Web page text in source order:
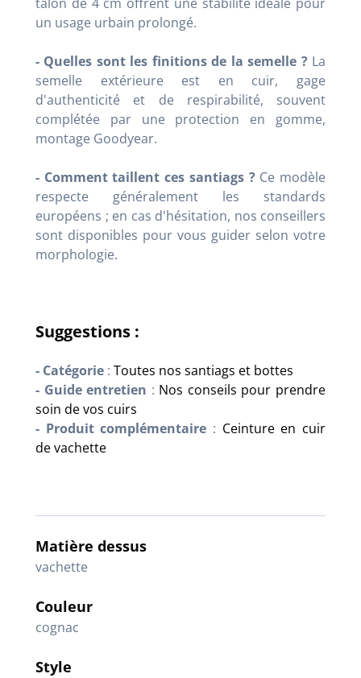
un usage urbain prolongé.
- Quelles sont les finitions de la semelle ?La
semelle extérieure est en cuir, gage
d'authenticité et de respirabilité, souvent
complétée par une protection en gomme,
montage Goodyear.
- Comment taillent ces santiags ?Ce modèle
respecte généralement les standards
européens ; en cas d'hésitation, nos conseillers
sont disponibles pour vous guider selon votre
morphologie.
Suggestions :
- Catégorie : Toutes nos santiags et bottes
- Guide entretien : Nos conseils pour prendre
soin de vos cuirs
- Produit complémentaire : Ceinture en cuir
de vachette
Matière dessus
vachette
Couleur
cognac
Style